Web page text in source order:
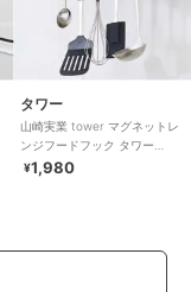
タワー
山崎実業 tower マグネットレ
ンジフードフック タワー
4903208048392
¥1,980